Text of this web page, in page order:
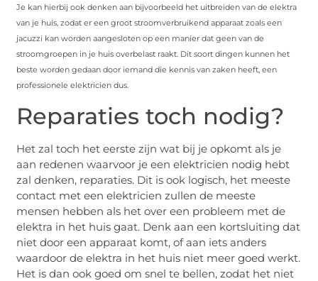
Je kan hierbij ook denken aan bijvoorbeeld het uitbreiden van de elektra
van je huis, zodat er een groot stroomverbruikend apparaat zoals een
jacuzzi kan worden aangesloten op een manier dat geen van de
stroomgroepen in je huis overbelast raakt. Dit soort dingen kunnen het
beste worden gedaan door iemand die kennis van zaken heeft, een
professionele elektricien dus.
Reparaties toch nodig?
Het zal toch het eerste zijn wat bij je opkomt als je
aan redenen waarvoor je een elektricien nodig hebt
zal denken, reparaties. Dit is ook logisch, het meeste
contact met een elektricien zullen de meeste
mensen hebben als het over een probleem met de
elektra in het huis gaat. Denk aan een kortsluiting dat
niet door een apparaat komt, of aan iets anders
waardoor de elektra in het huis niet meer goed werkt.
Het is dan ook goed om snel te bellen, zodat het niet